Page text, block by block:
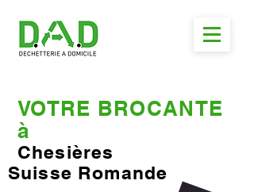
VOTRE BROCANTE
à
Chesières
Suisse Romande